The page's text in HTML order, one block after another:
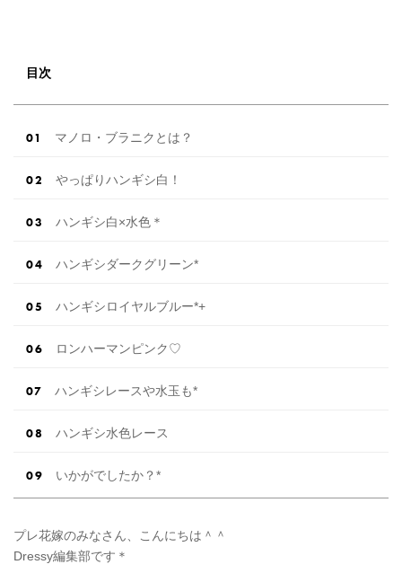
ン内容をま […]続きを読む
目次
マノロ・ブラニクとは？
やっぱりハンギシ白！
ハンギシ白×水色＊
ハンギシダークグリーン*
ハンギシロイヤルブルー*+
ロンハーマンピンク♡
ハンギシレースや水玉も*
ハンギシ水色レース
いかがでしたか？*
プレ花嫁のみなさん、こんにちは＾＾
Dressy編集部です＊